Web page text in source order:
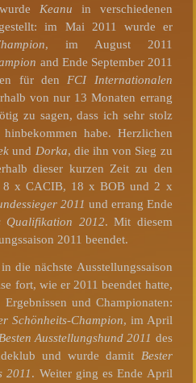
Keanu in verschiedenen
im Mai 2011 wurde er
, im August 2011
and Ende September 2011
für denFCI Internationalen
von nur 13 Monaten errang
zu sagen, dass ich sehr stolz
habe. Herzlichen
und Dorka, die ihn von Sieg zu
dieser kurzen Zeit zu den
8 x CACIB, 18 x BOB und 2 x
2011 und errang Ende
Qualifikation 2012. Mit diesem
2011 beendet.
die nächste Ausstellungssaison
fort, wie er 2011 beendet hatte,
und Championaten:
Schönheits-Champion, im April
Ausstellungshund 2011 des
und wurde damit Bester
2011. Weiter ging es Ende April